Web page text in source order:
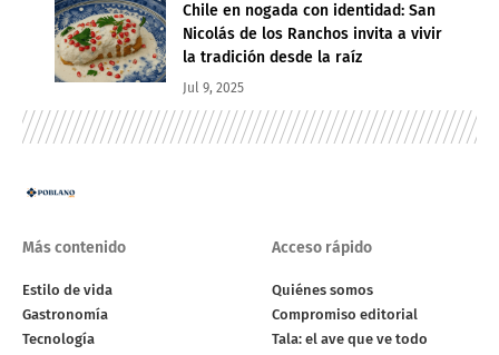
Chile en nogada con identidad: San
Nicolás de los Ranchos invita a vivir
la tradición desde la raíz
Jul 9, 2025
Más contenido
Estilo de vida
Gastronomía
Tecnología
Acceso rápido
Quiénes somos
Compromiso editorial
Tala: el ave que ve todo